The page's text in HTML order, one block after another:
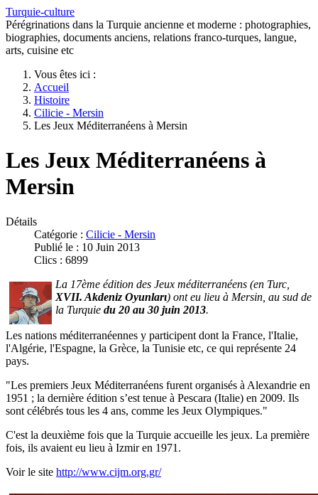
Turquie-culture
Pérégrinations dans la Turquie ancienne et moderne : photographies,
biographies, documents anciens, relations franco-turques, langue,
arts, cuisine etc
Vous êtes ici :
Accueil
Histoire
Cilicie - Mersin
Les Jeux Méditerranéens à Mersin
Les Jeux Méditerranéens à
Mersin
Détails
Catégorie : Cilicie - Mersin
Publié le : 10 Juin 2013
Clics : 6899
La 17ème édition des Jeux méditerranéens (en Turc,
XVII. Akdeniz Oyunlarι) ont eu lieu à Mersin, au sud de
la Turquie du 20 au 30 juin 2013.
Les nations méditerranéennes y participent dont la France, l'Italie,
l'Algérie, l'Espagne, la Grèce, la Tunisie etc, ce qui représente 24
pays.
"Les premiers Jeux Méditerranéens furent organisés à Alexandrie en
1951 ; la dernière édition s’est tenue à Pescara (Italie) en 2009. Ils
sont célébrés tous les 4 ans, comme les Jeux Olympiques."
C'est la deuxième fois que la Turquie accueille les jeux. La première
fois, ils avaient eu lieu à Izmir en 1971.
Voir le site http://www.cijm.org.gr/